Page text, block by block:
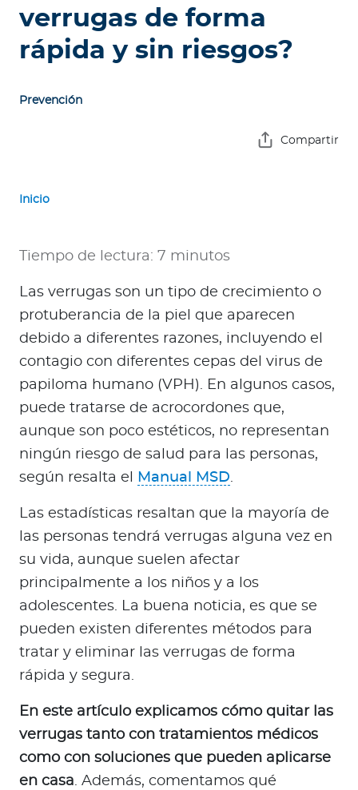
A
d
Ingresar a Mi Bupa
verrugas de forma
rápida y sin riesgos?
Prevención
Compartir
Inicio
Tiempo de lectura: 7 minutos
Las verrugas son un tipo de crecimiento o
protuberancia de la piel que aparecen
debido a diferentes razones, incluyendo el
contagio con diferentes cepas del virus de
papiloma humano (VPH). En algunos casos,
puede tratarse de acrocordones que,
aunque son poco estéticos, no representan
ningún riesgo de salud para las personas,
según resalta el
Manual MSD.
Las estadísticas resaltan que la mayoría de
las personas tendrá verrugas alguna vez en
su vida, aunque suelen afectar
principalmente a los niños y a los
adolescentes. La buena noticia, es que se
pueden existen diferentes métodos para
tratar y eliminar las verrugas de forma
rápida y segura.
En este artículo explicamos cómo quitar las
verrugas tanto con tratamientos médicos
como con soluciones que pueden aplicarse
en casa. Además, comentamos qué